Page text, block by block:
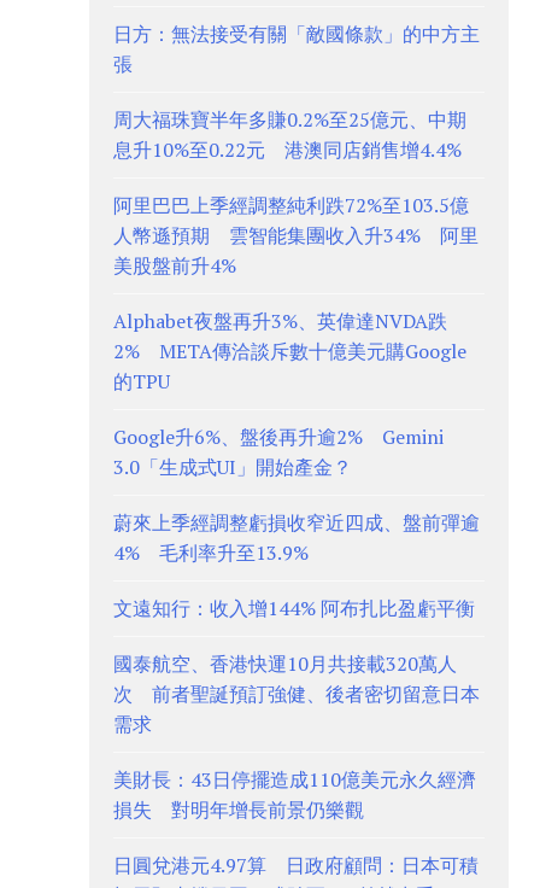
日方：無法接受有關「敵國條款」的中方主
張
周大福珠寶半年多賺0.2%至25億元、中期
息升10%至0.22元 港澳同店銷售增4.4%
阿里巴巴上季經調整純利跌72%至103.5億
人幣遜預期 雲智能集團收入升34% 阿里
美股盤前升4%
Alphabet夜盤再升3%、英偉達NVDA跌
2% META傳洽談斥數十億美元購Google
的TPU
Google升6%、盤後再升逾2% Gemini
3.0「生成式UI」開始產金？
蔚來上季經調整虧損收窄近四成、盤前彈逾
4% 毛利率升至13.9%
文遠知行：收入增144% 阿布扎比盈虧平衡
國泰航空、香港快運10月共接載320萬人
次 前者聖誕預訂強健、後者密切留意日本
需求
美財長：43日停擺造成110億美元永久經濟
損失 對明年增長前景仍樂觀
日圓兌港元4.97算 日政府顧問：日本可積